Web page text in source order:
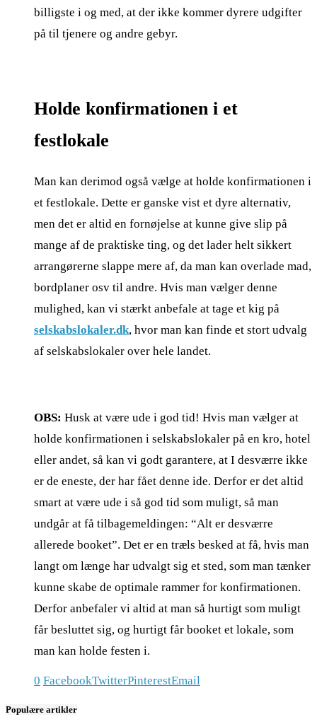
billigste i og med, at der ikke kommer dyrere udgifter
på til tjenere og andre gebyr.
Holde konfirmationen i et
festlokale
Man kan derimod også vælge at holde konfirmationen i
et festlokale. Dette er ganske vist et dyre alternativ,
men det er altid en fornøjelse at kunne give slip på
mange af de praktiske ting, og det lader helt sikkert
arrangørerne slappe mere af, da man kan overlade mad,
bordplaner osv til andre. Hvis man vælger denne
mulighed, kan vi stærkt anbefale at tage et kig på
selskabslokaler.dk, hvor man kan finde et stort udvalg
af selskabslokaler over hele landet.
OBS: Husk at være ude i god tid! Hvis man vælger at
holde konfirmationen i selskabslokaler på en kro, hotel
eller andet, så kan vi godt garantere, at I desværre ikke
er de eneste, der har fået denne ide. Derfor er det altid
smart at være ude i så god tid som muligt, så man
undgår at få tilbagemeldingen: “Alt er desværre
allerede booket”. Det er en træls besked at få, hvis man
langt om længe har udvalgt sig et sted, som man tænker
kunne skabe de optimale rammer for konfirmationen.
Derfor anbefaler vi altid at man så hurtigt som muligt
får besluttet sig, og hurtigt får booket et lokale, som
man kan holde festen i.
0 FacebookTwitterPinterestEmail
Populære artikler